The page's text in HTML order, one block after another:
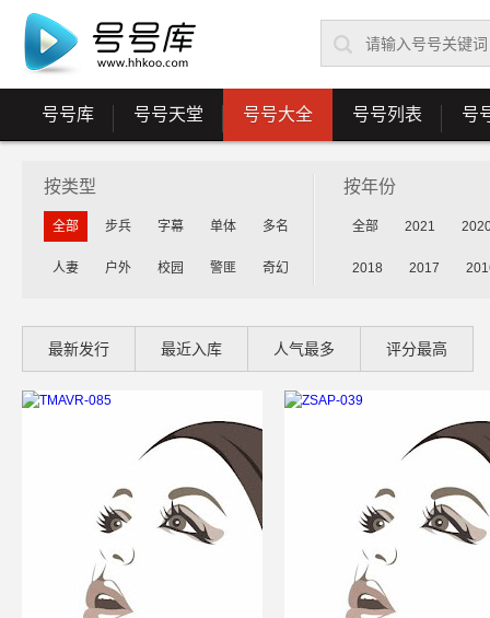
号号库 号号天堂 号号大全 号号列表 号
按类型
全部 步兵 字幕 单体 多名
人妻 户外 校园 警匪 奇幻
按年份
全部 2021
2018 2017
最新发行 最近入库 人气最多 评分最高